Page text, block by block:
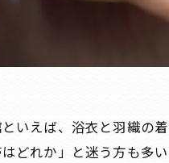
いえば、浴衣と羽織の
どれか」と迷う方も多